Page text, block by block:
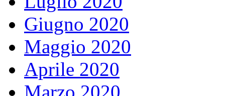
Giugno 2020
Maggio 2020
Aprile 2020
Marzo 2020